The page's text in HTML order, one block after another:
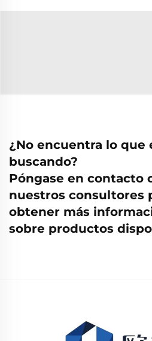
¿No encuentra lo que
buscando?
Póngase en contacto
nuestros consultores
obtener más
sobre productos